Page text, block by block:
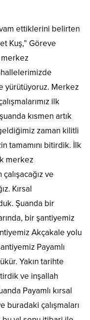
ettiklerini belirten
Kuş,” Göreve
yürütüyoruz. Merkez
ilk
kısmen artık
zaman kilitli
tamamını bitirdik. İlk
merkez
ve
Kırsal
Şuanda bir
bir şantiyemiz
Akçakale yolu
Payamlı
Yakın tarihte
ve inşallah
Payamlı kırsal
buradaki çalışmaları